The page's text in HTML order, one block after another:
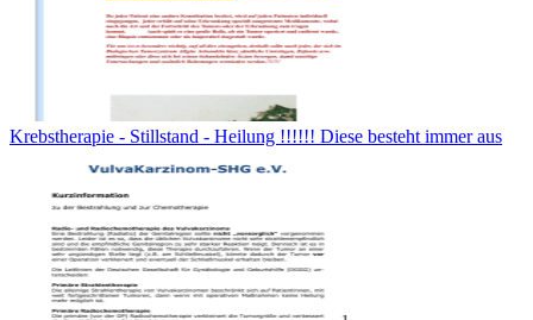
Krebstherapie - Stillstand - Heilung !!!!!! Diese besteht immer aus